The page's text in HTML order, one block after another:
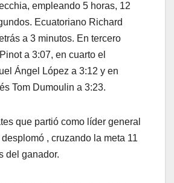
empleando 5 horas, 12
Ecuatoriano Richard
a 3 minutos. En tercero
a 3:07, en cuarto el
Ángel López a 3:12 y en
Tom Dumoulin a 3:23.
que partió como líder general
, cruzando la meta 11
del ganador.